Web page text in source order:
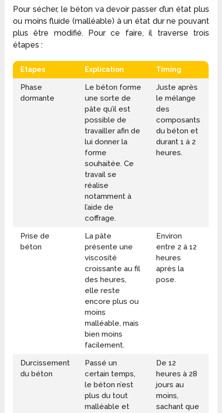
Pour sécher, le béton va devoir passer d’un état plus
ou moins fluide (malléable) à un état dur ne pouvant
plus être modifié. Pour ce faire, il traverse trois
étapes :
Etapes Explication Timing
Phase
dormante
Le béton forme
une sorte de
pâte qu’il est
possible de
travailler afin de
lui donner la
forme
souhaitée. Ce
travail se
réalise
notamment à
l’aide de
coffrage.
Juste après
le mélange
des
composants
du béton et
durant 1 à 2
heures.
Prise de
béton
La pâte
présente une
viscosité
croissante au fil
des heures,
elle reste
encore plus ou
moins
malléable, mais
bien moins
facilement.
Environ
entre 2 à 12
heures
après la
pose.
Durcissement
du béton
Passé un
certain temps,
le béton n’est
plus du tout
malléable et
De 12
heures à 28
jours au
moins,
sachant que